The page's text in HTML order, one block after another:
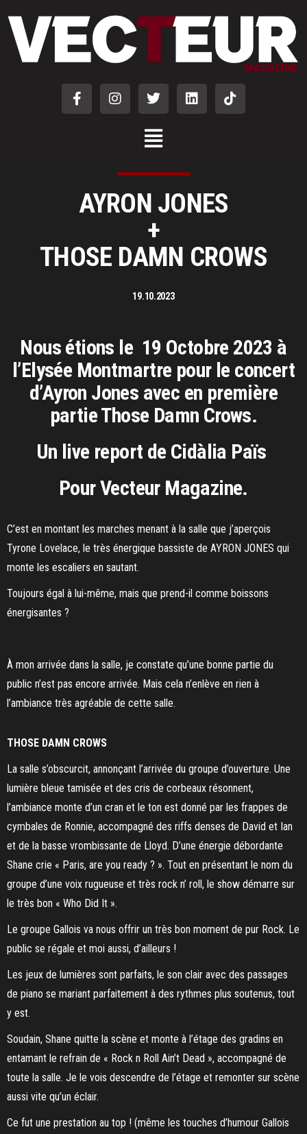
AYRON JONES
+
THOSE DAMN CROWS
19.10.2023
Nous étions le 19 Octobre 2023 à
l’Elysée Montmartre pour le concert
d’Ayron Jones avec en première
partie Those Damn Crows.
Un live report de Cidàlia Païs
Pour Vecteur Magazine.
C’est en montant les marches menant à la salle que j’aperçois
Tyrone Lovelace, le très énergique bassiste de AYRON JONES qui
monte les escaliers en sautant.
Toujours égal à lui-même, mais que prend-il comme boissons
énergisantes ?
À mon arrivée dans la salle, je constate qu’une bonne partie du
public n’est pas encore arrivée. Mais cela n’enlève en rien à
l’ambiance très agréable de cette salle.
THOSE DAMN CROWS
La salle s’obscurcit, annonçant l’arrivée du groupe d’ouverture. Une
lumière bleue tamisée et des cris de corbeaux résonnent,
l’ambiance monte d’un cran et le ton est donné par les frappes de
cymbales de Ronnie, accompagné des riffs denses de David et Ian
et de la basse vrombissante de Lloyd. D’une énergie débordante
Shane crie « Paris, are you ready ? ». Tout en présentant le nom du
groupe d’une voix rugueuse et très rock n’ roll, le show démarre sur
le très bon « Who Did It ».
Le groupe Gallois va nous offrir un très bon moment de pur Rock. Le
public se régale et moi aussi, d’ailleurs !
Les jeux de lumières sont parfaits, le son clair avec des passages
de piano se mariant parfaitement à des rythmes plus soutenus, tout
y est.
Soudain, Shane quitte la scène et monte à l’étage des gradins en
entamant le refrain de « Rock n Roll Ain’t Dead », accompagné de
toute la salle. Je le vois descendre de l’étage et remonter sur scène
aussi vite qu’un éclair.
Ce fut une prestation au top ! (même les touches d’humour Gallois